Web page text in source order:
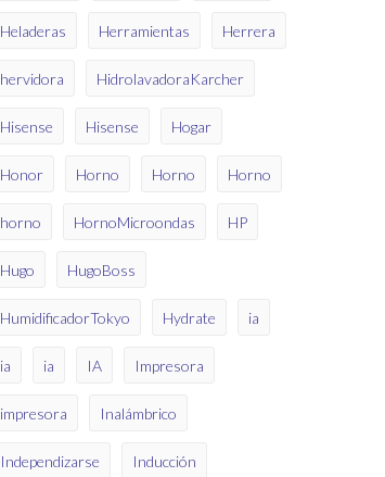
Heladeras Herramientas Herrera
hervidora HidrolavadoraKarcher
Hisense Hisense Hogar
Honor Horno Horno Horno
horno HornoMicroondas HP
Hugo HugoBoss
HumidificadorTokyo Hydrate ia
ia ia IA Impresora
impresora Inalámbrico
Independizarse Inducción